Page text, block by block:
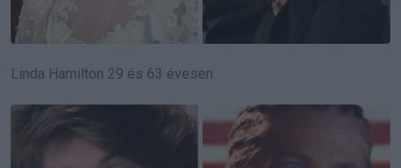
Linda Hamilton 29 és 63 évesen